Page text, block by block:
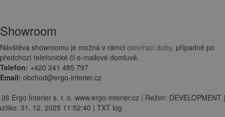
Showroom
Návštěva showroomu je možná v rámci otevírací doby, případně po
předchozí telefonické či e-mailové domluvě.
Telefon: +420 241 485 797
Email: obchod@ergo-interier.cz
Ergo Interier s. r. o. www.ergo-interier.cz | Režim: DEVELOPMENT |
31. 12. 2025 11:52:40 | TXT log